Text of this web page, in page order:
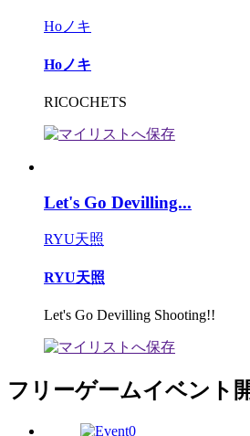
Hoノキ
Hoノキ
RICOCHETS
Let's Go Devilling...
RYU天照
RYU天照
Let's Go Devilling Shooting!!
フリーゲームイベント